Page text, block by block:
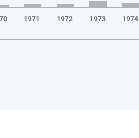
1971 1972 1973 1974